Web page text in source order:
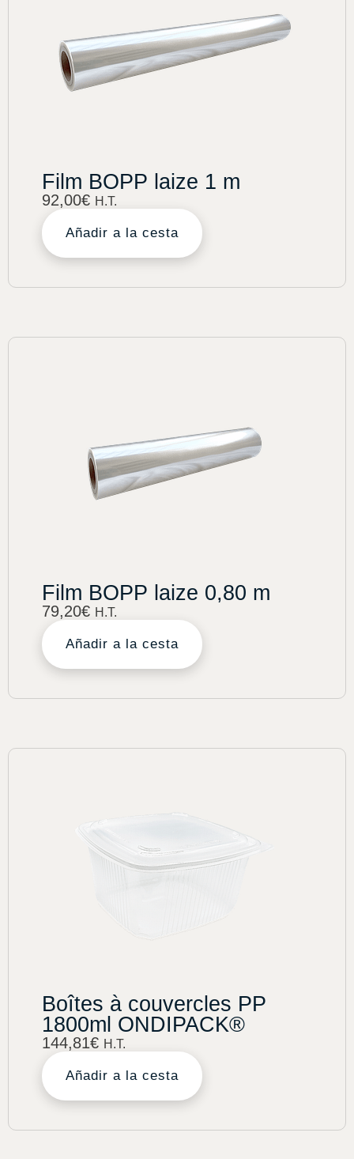
Film BOPP laize 1 m
92,00€ H.T.
Añadir a la cesta
Film BOPP laize 0,80 m
79,20€ H.T.
Añadir a la cesta
Boîtes à couvercles PP
1800ml ONDIPACK®
144,81€ H.T.
Añadir a la cesta